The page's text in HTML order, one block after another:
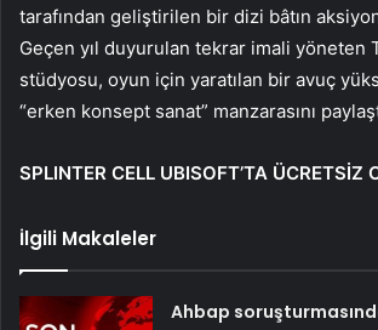
tarafından geliştirilen bir dizi bâtın
Geçen yıl duyurulan tekrar imali yöneten
stüdyosu, oyun için yaratılan bir avuç
“erken konsept sanat” manzarasını
SPLINTER CELL UBISOFT’TA ÜCRETSİZ
İlgili Makaleler
Ahbap